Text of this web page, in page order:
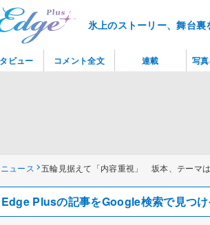
氷上のストーリー、舞台
ュース 五輪見据えて「内容重視」 坂本、テーマ
Plusの記事をGoogle検索で見つ
ビュー コメント全文 連載 写